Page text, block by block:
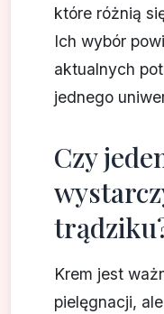
które różnią
Ich wybór
aktualnych
jednego
Czy
Krem jest
pielęgnacji,